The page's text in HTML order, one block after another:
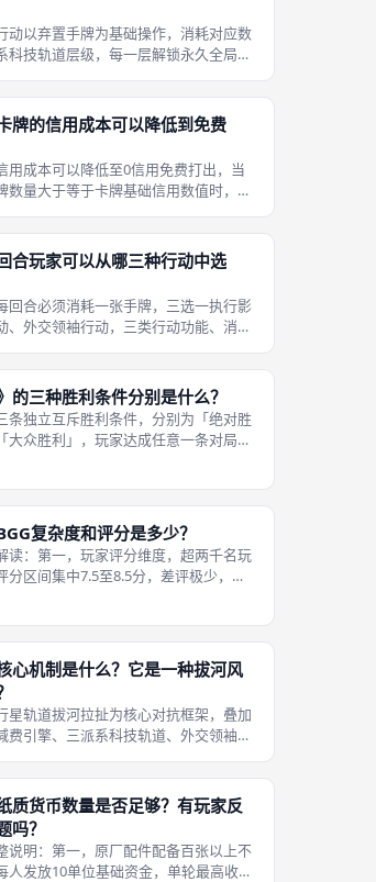
动以弃置手牌为基础操作，消耗对应数
科技轨道层级，每一层解锁永久全局增
的核心手段。科技行动标准化操作流
手牌弃置，卡牌派
牌的信用成本可以降低到免费
用成本可以降低至0信用免费打出，当
数量大于等于卡牌基础信用数值时，本
行星圆片。免费出牌完整判定与配套规
条件，卡牌基础
合玩家可以从哪三种行动中选
回合必须消耗一张手牌，三选一执行影
、外交领袖行动，三类行动功能、消耗
其中一类执行，不可叠加多种行动。三
：第一，影响力
的三种胜利条件分别是什么？
条独立互斥胜利条件，分别为「绝对胜
大众胜利」，玩家达成任意一条对局立
技行奖励、卡牌
复杂度和评分是多少？
读：第一，玩家评分维度，超两千名玩
分区间集中7.5至8.5分，差评极少，核
三大亮
心机制是什么？它是一种拔河风
星轨道拔河拉扯为核心对抗框架，叠加
费引擎、三派系科技轨道、外交领袖体
围绕行星影响力圆片的拉扯博弈展开。
核心机制逻辑清晰
质货币数量是否足够？有玩家反
吗？
说明：第一，原厂配件配备百张以上不
人发放10单位基础资金，单轮最高收